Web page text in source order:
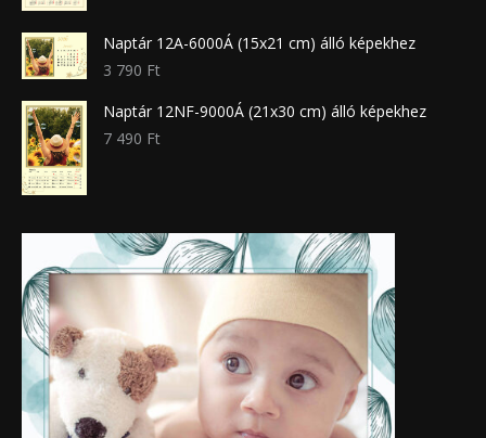
Naptár 12A-6000Á (15x21 cm) álló képekhez
3 790 Ft
Naptár 12NF-9000Á (21x30 cm) álló képekhez
7 490 Ft